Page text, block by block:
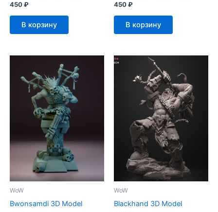
450₽
В корзину
450₽
В корзину
WoW
Bwonsamdi 3D Model
WoW
Blackhand 3D Model